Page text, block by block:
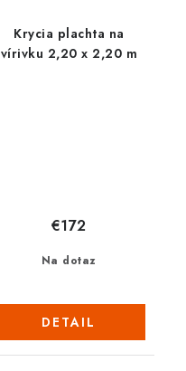
Krycia plachta na
vírivku 2,20 x 2,20 m
Na dotaz
€172
DETAIL